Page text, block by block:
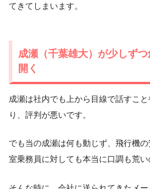
てきてしまいます。
成瀬（千葉雄大）が少しず
開く
成瀬は社内でも上から目線で話すこ
り、評判が悪いです。
でも当の成瀬は何も動じず、飛行機
室乗務員に対しても本当に口調も荒い